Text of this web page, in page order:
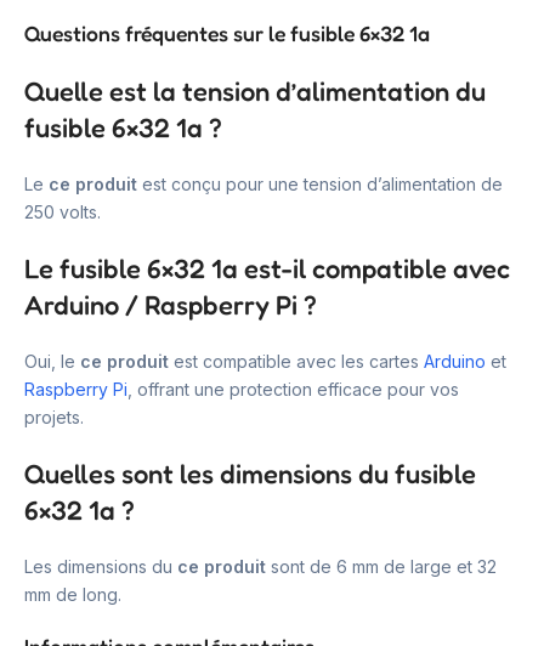
Questions fréquentes sur le fusible 6×32 1a
Quelle est la tension d’alimentation du
fusible 6×32 1a ?
Le ce produit est conçu pour une tension d’alimentation de
250 volts.
Le fusible 6×32 1a est-il compatible avec
Arduino / Raspberry Pi ?
Oui, le ce produit est compatible avec les cartes Arduino et
Raspberry Pi , offrant une protection efficace pour vos
projets.
Quelles sont les dimensions du fusible
6×32 1a ?
Les dimensions du ce produit sont de 6 mm de large et 32
mm de long.